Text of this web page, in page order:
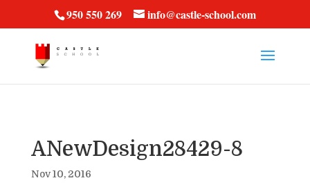
950 550 269 info@castle-school.com
ANewDesign28429-8
Nov 10, 2016